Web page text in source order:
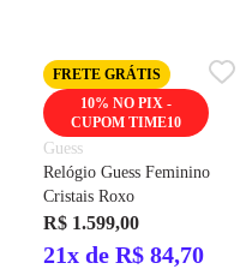
FRETE GRÁTIS
10% NO PIX -
CUPOM TIME10
Guess
Relógio Guess Feminino
Cristais Roxo
R$ 1.599,00
21x de R$ 84,70